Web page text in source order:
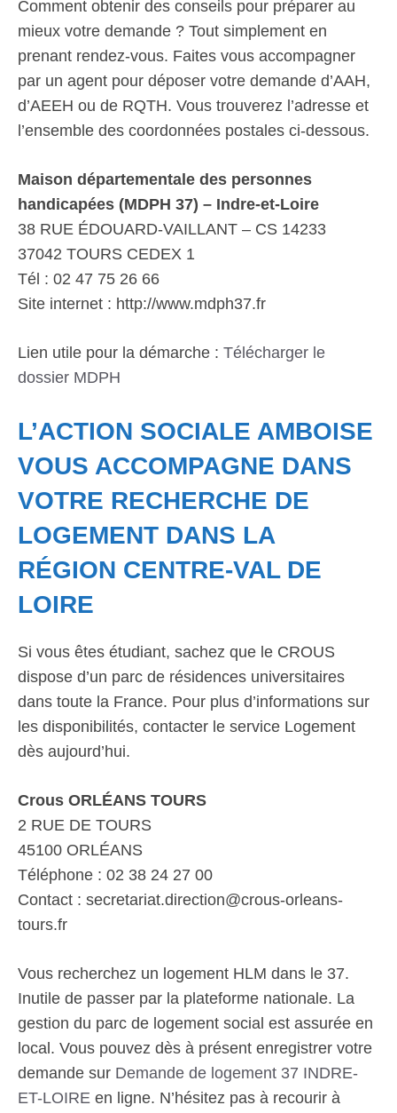
Comment obtenir des conseils pour préparer au
mieux votre demande ? Tout simplement en
prenant rendez-vous. Faites vous accompagner
par un agent pour déposer votre demande d’AAH,
d’AEEH ou de RQTH. Vous trouverez l’adresse et
l’ensemble des coordonnées postales ci-dessous.
Maison départementale des personnes
handicapées (MDPH 37) – Indre-et-Loire
38 RUE ÉDOUARD-VAILLANT – CS 14233
37042 TOURS CEDEX 1
Tél : 02 47 75 26 66
Site internet : http://www.mdph37.fr
Lien utile pour la démarche : Télécharger le
dossier MDPH
L’ACTION SOCIALE AMBOISE
VOUS ACCOMPAGNE DANS
VOTRE RECHERCHE DE
LOGEMENT DANS LA
RÉGION CENTRE-VAL DE
LOIRE
Si vous êtes étudiant, sachez que le CROUS
dispose d’un parc de résidences universitaires
dans toute la France. Pour plus d’informations sur
les disponibilités, contacter le service Logement
dès aujourd’hui.
Crous ORLÉANS TOURS
2 RUE DE TOURS
45100 ORLÉANS
Téléphone : 02 38 24 27 00
Contact : secretariat.direction@crous-orleans-
tours.fr
Vous recherchez un logement HLM dans le 37.
Inutile de passer par la plateforme nationale. La
gestion du parc de logement social est assurée en
local. Vous pouvez dès à présent enregistrer votre
demande sur Demande de logement 37 INDRE-
ET-LOIRE en ligne. N’hésitez pas à recourir à